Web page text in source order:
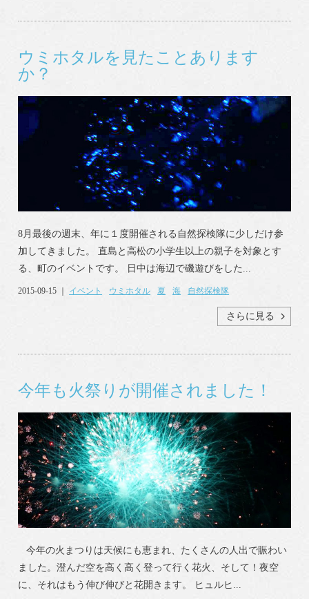
ウミホタルを見たことあります
か？
8月最後の週末、年に１度開催される自然探検隊に少しだけ参
加してきました。 直島と高松の小学生以上の親子を対象とす
る、町のイベントです。 日中は海辺で磯遊びをした...
2015-09-15 ｜ イベント ウミホタル 夏 海 自然探検隊
さらに見る
今年も火祭りが開催されました！
今年の火まつりは天候にも恵まれ、たくさんの人出で賑わい
ました。澄んだ空を高く高く登って行く花火、そして！夜空
に、それはもう伸び伸びと花開きます。 ヒュルヒ...